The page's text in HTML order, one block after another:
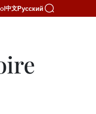
中文Русский